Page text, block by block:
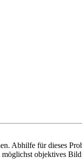
Abhilfe für dieses
objektives